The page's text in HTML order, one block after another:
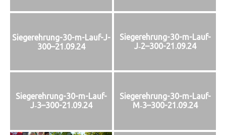
Siegerehrung-30-m-Lauf-J-
300–21.09.24
Siegerehrung-30-m-Lauf-
J‑2–300-21.09.24
Siegerehrung-30-m-Lauf-
J‑3–300-21.09.24
Siegerehrung-30-m-Lauf-
M‑3–300-21.09.24